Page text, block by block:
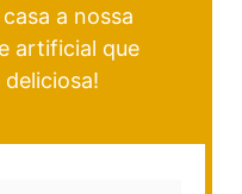
a nossa
artificial que
deliciosa!